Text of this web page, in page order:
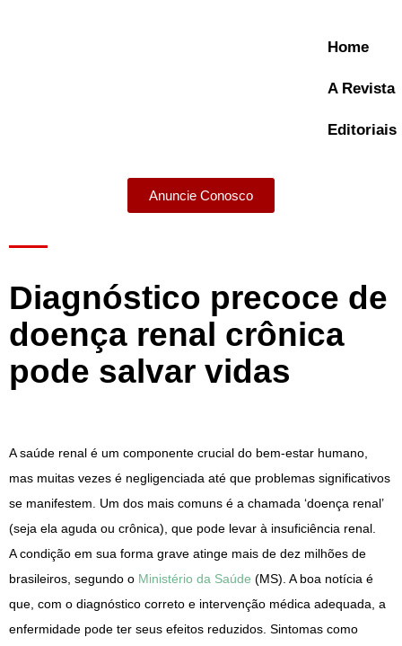
Home
A Revista
Editoriais
Anuncie Conosco
Diagnóstico precoce de
doença renal crônica
pode salvar vidas
A saúde renal é um componente crucial do bem-estar humano,
mas muitas vezes é negligenciada até que problemas significativos
se manifestem. Um dos mais comuns é a chamada ‘doença renal’
(seja ela aguda ou crônica), que pode levar à insuficiência renal.
A condição em sua forma grave atinge mais de dez milhões de
brasileiros, segundo o Ministério da Saúde (MS). A boa notícia é
que, com o diagnóstico correto e intervenção médica adequada, a
enfermidade pode ter seus efeitos reduzidos. Sintomas como